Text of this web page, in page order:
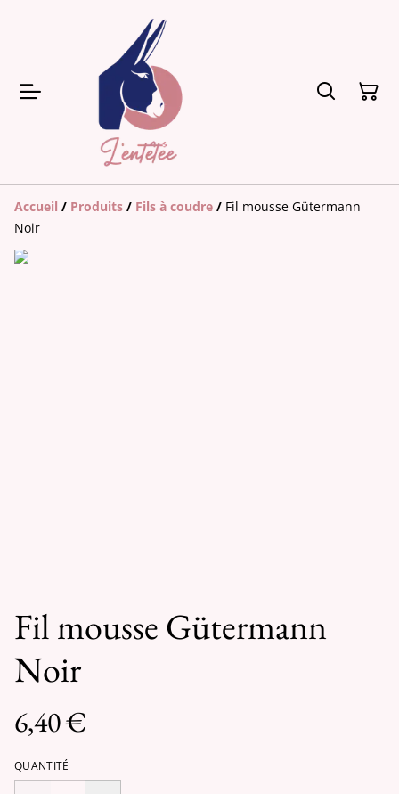
Accueil / Produits / Fils à coudre / Fil mousse Gütermann
Noir
Fil mousse Gütermann
Noir
6,40 €
QUANTITÉ